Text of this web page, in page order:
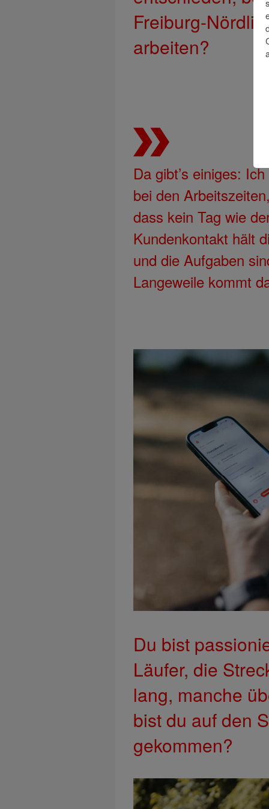
Freiburg-
arbeiten?
Da gibt’s einiges:
bei den
dass kein Tag wie
Kundenkontakt hält
und die Aufgaben
Langeweile kommt
Du bist
Läufer, die
lang, manche
bist du auf den
gekommen?